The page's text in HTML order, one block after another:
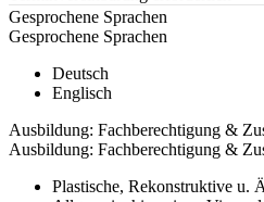
Gesprochene Sprachen
Gesprochene Sprachen
Deutsch
Englisch
Ausbildung: Fachberechtigung &
Ausbildung: Fachberechtigung &
Plastische, Rekonstruktive u.